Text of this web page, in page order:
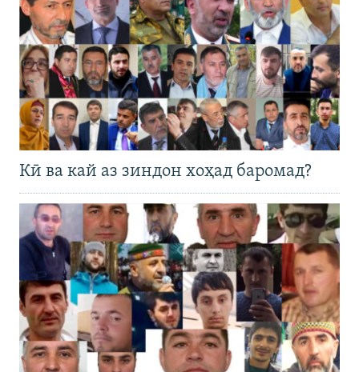
Кӣ ва кай аз зиндон хоҳад баромад?